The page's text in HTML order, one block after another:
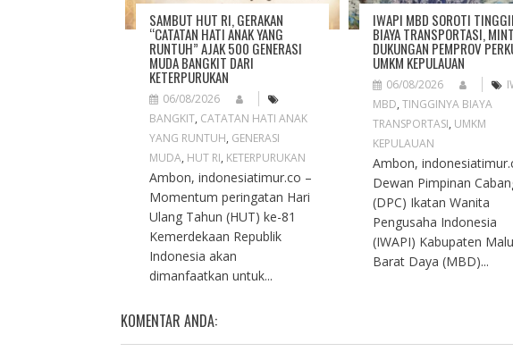
O
N
SAMBUT HUT RI, GERAKAN
“CATATAN HATI ANAK YANG
RUNTUH” AJAK 500 GENERASI
MUDA BANGKIT DARI
KETERPURUKAN
06/08/2026
BANGKIT, CATATAN HATI ANAK
YANG RUNTUH, GENERASI
MUDA, HUT RI, KETERPURUKAN
Ambon, indonesiatimur.co –
Momentum peringatan Hari
Ulang Tahun (HUT) ke-81
Kemerdekaan Republik
Indonesia akan
dimanfaatkan untuk...
IWAPI MBD SOROTI
BIAYA TRANSPORTASI,
DUKUNGAN PEMPROV
UMKM KEPULAUAN
06/08/2026
MBD,TINGGINYA BIAYA
TRANSPORTASI, UMKM
KEPULAUAN
Ambon,
Dewan Pimpinan
(DPC) Ikatan Wanita
Pengusaha Indonesia
(IWAPI) Kabupaten
Barat Daya (MBD)...
KOMENTAR ANDA: